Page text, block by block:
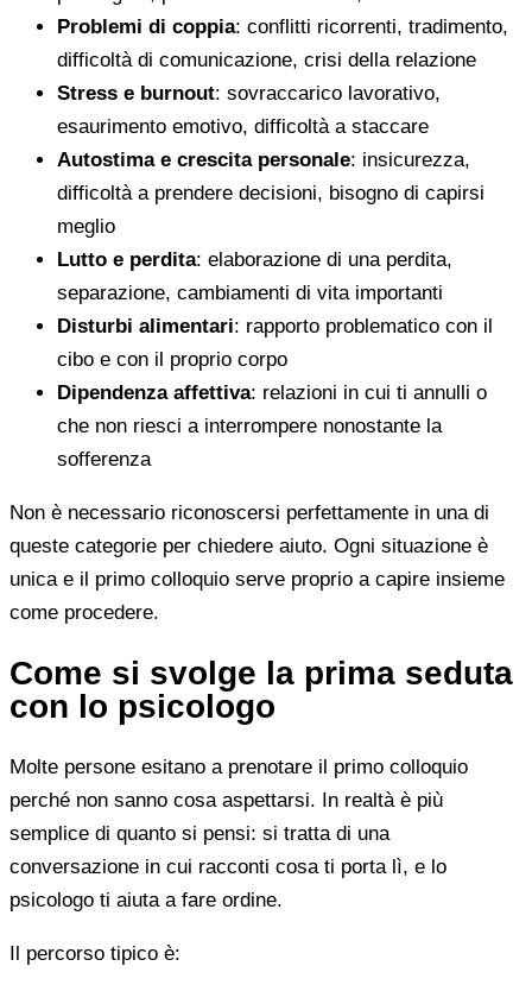
Problemi di coppia: conflitti ricorrenti, tradimento,
difficoltà di comunicazione, crisi della relazione
Stress e burnout: sovraccarico lavorativo,
esaurimento emotivo, difficoltà a staccare
Autostima e crescita personale: insicurezza,
difficoltà a prendere decisioni, bisogno di capirsi
meglio
Lutto e perdita: elaborazione di una perdita,
separazione, cambiamenti di vita importanti
Disturbi alimentari: rapporto problematico con il
cibo e con il proprio corpo
Dipendenza affettiva: relazioni in cui ti annulli o
che non riesci a interrompere nonostante la
sofferenza
Non è necessario riconoscersi perfettamente in una di
queste categorie per chiedere aiuto. Ogni situazione è
unica e il primo colloquio serve proprio a capire insieme
come procedere.
Come si svolge la prima seduta
con lo psicologo
Molte persone esitano a prenotare il primo colloquio
perché non sanno cosa aspettarsi. In realtà è più
semplice di quanto si pensi: si tratta di una
conversazione in cui racconti cosa ti porta lì, e lo
psicologo ti aiuta a fare ordine.
Il percorso tipico è: